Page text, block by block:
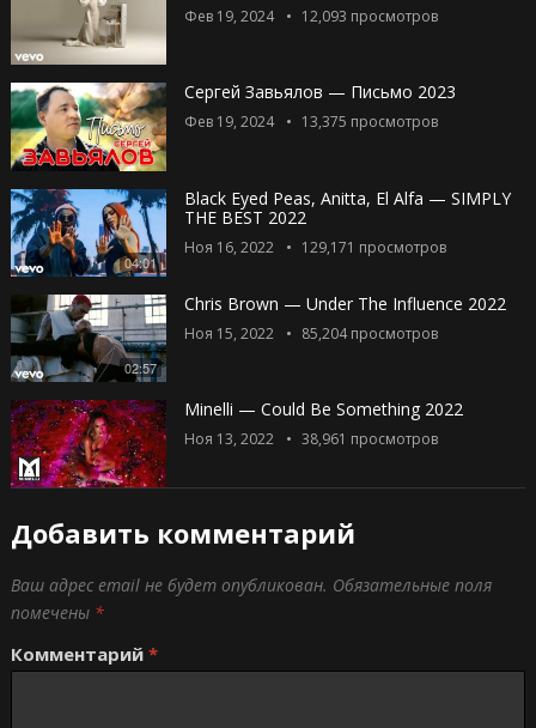
Фев 19, 2024 12,093 просмотров
Сергей Завьялов — Письмо 2023
Фев 19, 2024 13,375 просмотров
04:01
Black Eyed Peas, Anitta, El Alfa — SIMPLY
THE BEST 2022
Ноя 16, 2022 129,171 просмотров
02:57
Chris Brown — Under The Influence 2022
Ноя 15, 2022 85,204просмотров
Minelli — Could Be Something 2022
Ноя 13, 2022 38,961 просмотров
Добавить комментарий
Ваш адрес email не будет опубликован. Обязательные поля
помечены *
Комментарий *